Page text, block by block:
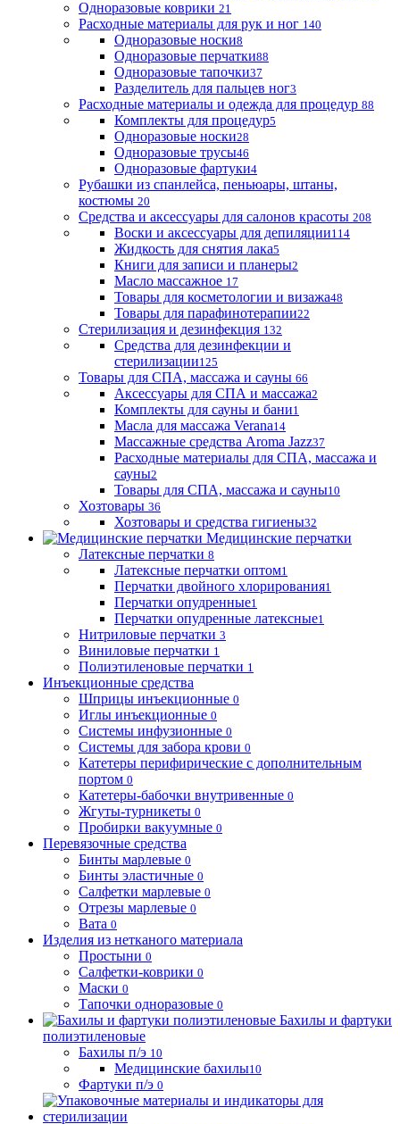
Одноразовые коврики 21
Расходные материалы для рук и ног 140
Одноразовые носки8
Одноразовые перчатки88
Одноразовые тапочки37
Разделитель для пальцев ног3
Расходные материалы и одежда для процедур 88
Комплекты для процедур5
Одноразовые носки28
Одноразовые трусы46
Одноразовые фартуки4
Рубашки из спанлейса, пеньюары, штаны,
костюмы 20
Средства и аксессуары для салонов красоты 208
Воски и аксессуары для депиляции114
Жидкость для снятия лака5
Книги для записи и планеры2
Масло массажное 17
Товары для косметологии и визажа48
Товары для парафинотерапии22
Стерилизация и дезинфекция 132
Средства для дезинфекции и
стерилизации125
Товары для СПА, массажа и сауны 66
Аксессуары для СПА и массажа2
Комплекты для сауны и бани1
Масла для массажа Verana14
Массажные средства Aroma Jazz37
Расходные материалы для СПА, массажа и
сауны2
Товары для СПА, массажа и сауны10
Хозтовары 36
Хозтовары и средства гигиены32
Медицинские перчатки
Латексные перчатки 8
Латексные перчатки оптом1
Перчатки двойного хлорирования1
Перчатки опудренные1
Перчатки опудренные латексные1
Нитриловые перчатки 3
Виниловые перчатки 1
Полиэтиленовые перчатки 1
Инъекционные средства
Шприцы инъекционные 0
Иглы инъекционные 0
Системы инфузионные 0
Системы для забора крови 0
Катетеры перифирические с дополнительным
портом 0
Катетеры-бабочки внутривенные 0
Жгуты-турникеты 0
Пробирки вакуумные 0
Перевязочные средства
Бинты марлевые 0
Бинты эластичные 0
Салфетки марлевые 0
Отрезы марлевые 0
Вата 0
Изделия из нетканого материала
Простыни 0
Салфетки-коврики 0
Маски 0
Тапочки одноразовые 0
Бахилы и фартуки
полиэтиленовые
Бахилы п/э 10
Медицинские бахилы10
Фартуки п/э 0